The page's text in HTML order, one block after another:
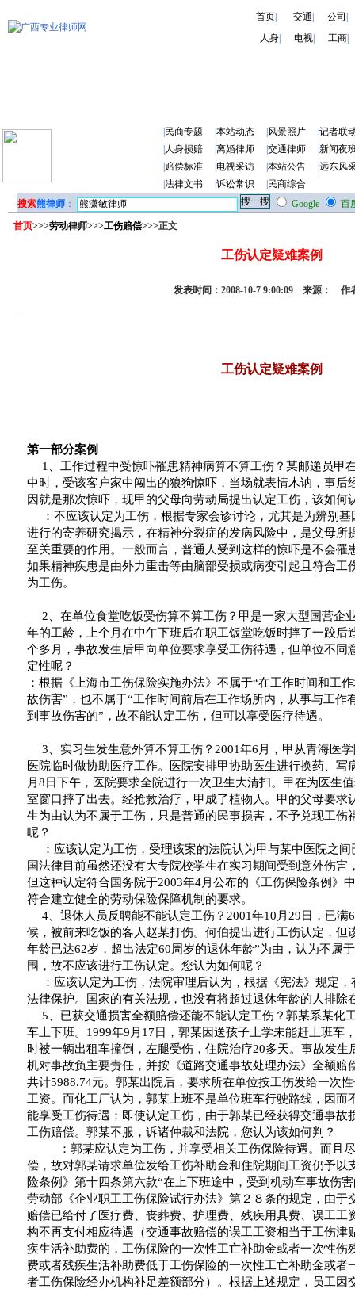
首页| 交通 公司
人身
电视 工商
民商专题 本站动态 风景照片
记者联
人身损赔 离婚律师 交通律师
新闻夜
赔偿标准 电视采访 本站公告
远东风
法律文书 诉讼常识
民商综合
搜索熊律师： Google
百
首页>>>劳动律师>>>工伤赔偿>>>正文
工伤认定疑难案例
发表时间：2008-10-7 9:00:09 来源： 作
工伤认定疑难案例
第一部分案例
1
、工作过程中受惊吓罹患精神病算不算工伤？某邮递员甲
中时，受该客户家中闯出的狼狗惊吓，当场就表情木讷，事后
因就是那次惊吓，现甲的父母向劳动局提出认定工伤，该如何
：不应该认定为工伤，根据专家会诊讨论，尤其是为辨别
进行的寄养研究揭示，在精神分裂症的发病风险中，是父母所
至关重要的作用。一般而言，普通人受到这样的惊吓是不会罹
如果精神疾患是由外力重击等由脑部受损或病变引起且符合工
为工伤。
2 、在单位食堂吃饭受伤算不算工伤？甲是一家大型国营企
年的工龄，上个月在中午下班后在职工饭堂吃饭时摔了一跤后
个多月，事故发生后甲向单位要求享受工伤待遇，但单位不同
定性呢？
：根据《上海市工伤保险实施办法》不属于“在工作时间和工
故伤害” ，也不属于“工作时间前后在工作场所内，从事与工作
到事故伤害的” ，故不能认定工伤，但可以享受医疗待遇。
3 、实习生发生意外算不算工伤？ 2001年6 月，甲从青海医
医院临时做协助医疗工作。医院安排甲协助医生进行换药、写
月 8 日下午，医院要求全院进行一次卫生大清扫。甲在为医生
室窗口摔了出去。经抢救治疗，甲成了植物人。甲的父母要求
生为由认为不属于工伤，只是普通的民事损害，不予兑现工伤
呢？
：应该认定为工伤，受理该案的法院认为甲与某中医院之
国法律目前虽然还没有大专院校学生在实习期间受到意外伤害
但这种认定符合国务院于2003年4月公布的《工伤保险条例》
符合建立健全的劳动保险保障机制的要求。
4、退休人员反聘能不能认定工伤？ 2001年10 月 29 日 ，已满
候，被前来吃饭的客人赵某打伤。何伯提出进行工伤认定，但
年龄已达62岁，超出法定60周岁的退休年龄”为由，认为不属
围，故不应该进行工伤认定。您认为如何呢？
：应该认定为工伤，法院审理后认为，根据《宪法》规定
法律保护。国家的有关法规，也没有将超过退休年龄的人排除
5 、已获交通损害全额赔偿还能不能认定工伤？郭某系某化
车上下班。 1999年9 月 17 日 ，郭某因送孩子上学未能赶上班车
时被一辆出租车撞倒，左腿受伤，住院治疗20多天。事故发生
机对事故负主要责任，并按《道路交通事故处理办法》全额赔
共计5988.74元。郭某出院后，要求所在单位按工伤发给一次
工资。而化工厂认为，郭某上班不是单位班车行驶路线，因而
能享受工伤待遇；即使认定工伤，由于郭某已经获得交通事故
工伤赔偿。郭某不服，诉诸仲裁和法院，您认为该如何判？
：郭某应认定为工伤，并享受相关工伤保险待遇。而且
偿，故对郭某请求单位发给工伤补助金和住院期间工资仍予以
险条例》第十四条第六款“在上下班途中，受到机动车事故伤
劳动部《企业职工工伤保险试行办法》第２８条的规定，由于
赔偿已给付了医疗费、丧葬费、护理费、残疾用具费、误工工
构不再支付相应待遇（交通事故赔偿的误工工资相当于工伤津
疾生活补助费的，工伤保险的一次性工亡补助金或者一次性伤
费或者残疾生活补助费低于工伤保险的一次性工亡补助金或者
者工伤保险经办机构补足差额部分）。根据上述规定，员工因